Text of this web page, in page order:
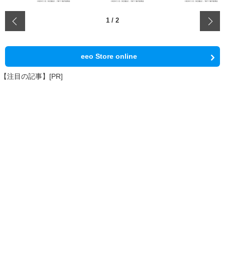
1 / 2
eeo Store online
【注目の記事】[PR]